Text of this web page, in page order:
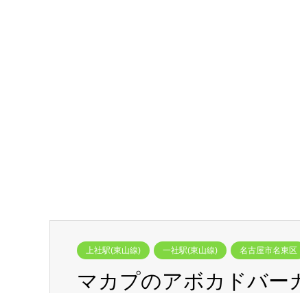
上社駅(東山線) 一社駅(東山線) 名古屋市名東区
マカプのアボカドバー